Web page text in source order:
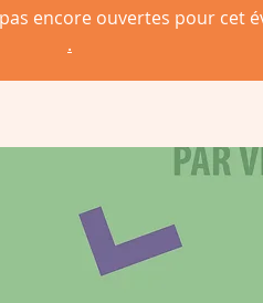
encore ouvertes pour cet
.